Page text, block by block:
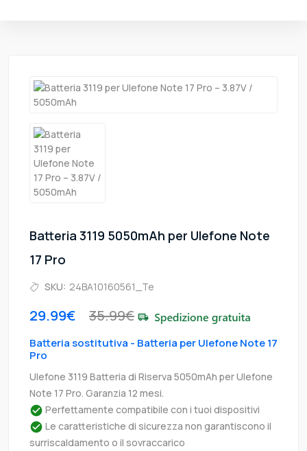
Batteria 3119 5050mAh per Ulefone Note
17 Pro
SKU: 24BA10160561_Te
29.99€ 35.99€
Batteria sostitutiva - Batteria per Ulefone Note 17
Pro
Ulefone 3119 Batteria di Riserva 5050mAh per Ulefone
Note 17 Pro. Garanzia 12 mesi.
Perfettamente compatibile con i tuoi dispositivi
Le caratteristiche di sicurezza non garantiscono il
surriscaldamento o il sovraccarico